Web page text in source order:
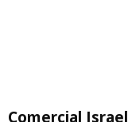
Comercial